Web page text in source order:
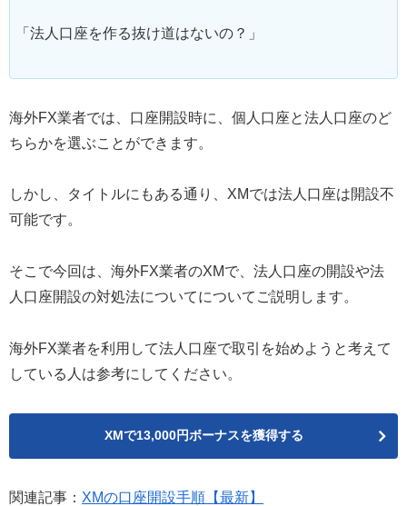
「法人口座を作る抜け道はないの？」
海外FX業者では、口座開設時に、個人口座と法人口座のど
ちらかを選ぶことができます。
しかし、タイトルにもある通り、XMでは法人口座は開設不
可能です。
そこで今回は、海外FX業者のXMで、法人口座の開設や法
人口座開設の対処法についてについてご説明します。
海外FX業者を利用して法人口座で取引を始めようと考えて
している人は参考にしてください。
XMで13,000円ボーナスを獲得する
関連記事： XMの口座開設手順【最新】